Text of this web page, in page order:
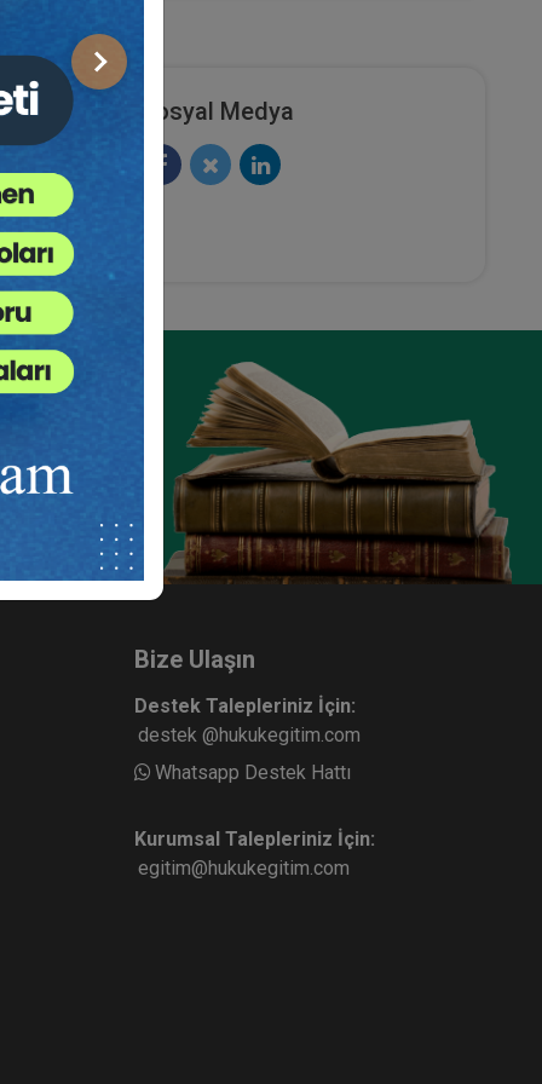
Sonraki
Sosyal Medya
Bize Ulaşın
Destek Talepleriniz İçin:
destek @hukukegitim.com
Whatsapp Destek Hattı
Kurumsal Talepleriniz İçin:
egitim@hukukegitim.com